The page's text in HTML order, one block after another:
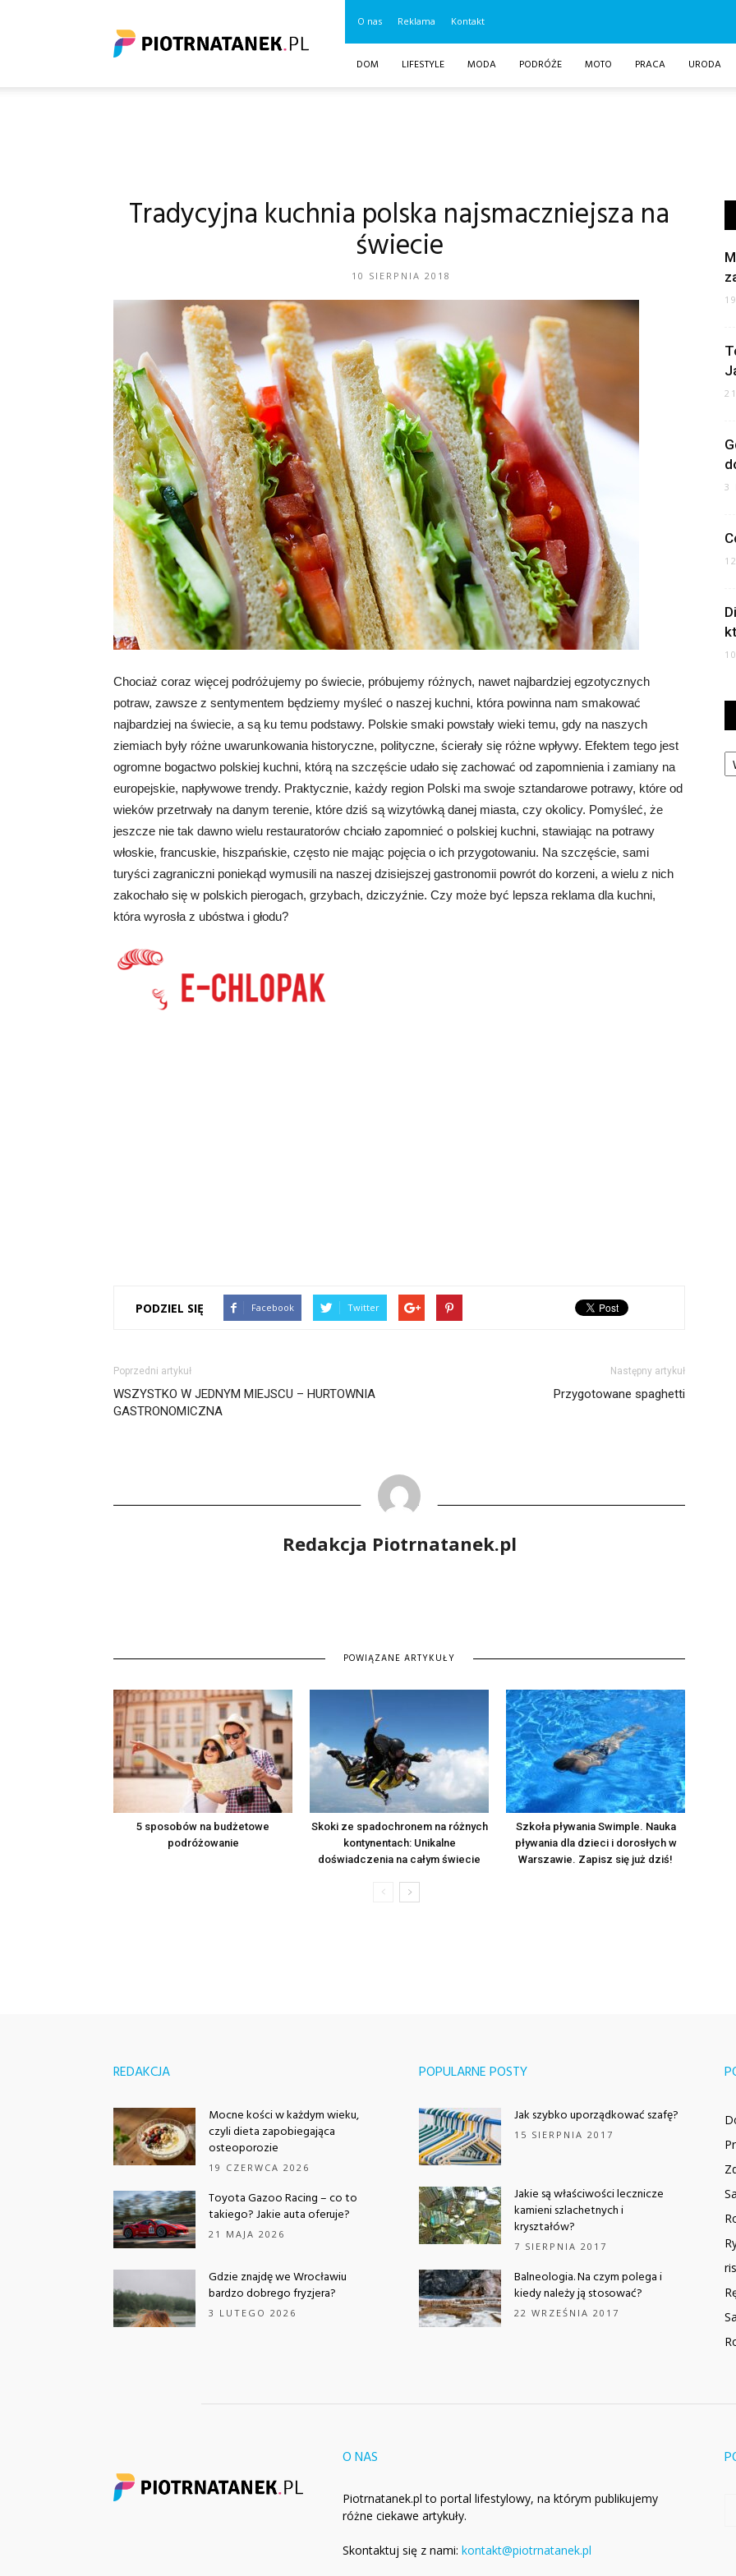
O nas Reklama Kontakt
DOM LIFESTYLE MODA PODRÓŻE MOTO PRACA URODA
Tradycyjna kuchnia polska najsmaczniejsza na
świecie
10 SIERPNIA 2018
Chociaż coraz więcej podróżujemy po świecie, próbujemy różnych, nawet najbardziej egzotycznych
potraw, zawsze z sentymentem będziemy myśleć o naszej kuchni, która powinna nam smakować
najbardziej na świecie, a są ku temu podstawy. Polskie smaki powstały wieki temu, gdy na naszych
ziemiach były różne uwarunkowania historyczne, polityczne, ścierały się różne wpływy. Efektem tego jest
ogromne bogactwo polskiej kuchni, którą na szczęście udało się zachować od zapomnienia i zamiany na
europejskie, napływowe trendy. Praktycznie, każdy region Polski ma swoje sztandarowe potrawy, które od
wieków przetrwały na danym terenie, które dziś są wizytówką danej miasta, czy okolicy. Pomyśleć, że
jeszcze nie tak dawno wielu restauratorów chciało zapomnieć o polskiej kuchni, stawiając na potrawy
włoskie, francuskie, hiszpańskie, często nie mając pojęcia o ich przygotowaniu. Na szczęście, sami
turyści zagraniczni poniekąd wymusili na naszej dzisiejszej gastronomii powrót do korzeni, a wielu z nich
zakochało się w polskich pierogach, grzybach, dziczyźnie. Czy może być lepsza reklama dla kuchni,
która wyrosła z ubóstwa i głodu?
PODZIEL SIĘ Facebook Twitter
Poprzedni artykuł
WSZYSTKO W JEDNYM MIEJSCU – HURTOWNIA
GASTRONOMICZNA
Następny artykuł
Przygotowane spaghetti
Redakcja Piotrnatanek.pl
POWIĄZANE ARTYKUŁY
5 sposobów na budżetowe
podróżowanie
Skoki ze spadochronem na różnych
kontynentach: Unikalne
doświadczenia na całym świecie
Szkoła pływania Swimple. Nauka
pływania dla dzieci i dorosłych w
Warszawie. Zapisz się już dziś!
3
REDAKCJA
Mocne kości w każdym wieku,
czyli dieta zapobiegająca
osteoporozie
19 CZERWCA 2026
Toyota Gazoo Racing – co to
takiego? Jakie auta oferuje?
21 MAJA 2026
Gdzie znajdę we Wrocławiu
bardzo dobrego fryzjera?
3 LUTEGO 2026
POPULARNE POSTY
Jak szybko uporządkować szafę?
15 SIERPNIA 2017
Jakie są właściwości lecznicze
kamieni szlachetnych i
kryształów?
7 SIERPNIA 2017
Balneologia. Na czym polega i
kiedy należy ją stosować?
22 WRZEŚNIA 2017
O NAS
Piotrnatanek.pl to portal lifestylowy, na którym publikujemy
różne ciekawe artykuły.
Skontaktuj się z nami: kontakt@piotrnatanek.pl